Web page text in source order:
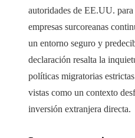
autoridades de EE.UU. para
empresas surcoreanas
un entorno seguro y
declaración resalta la
políticas migratorias
vistas como un contexto
inversión extranjera directa.